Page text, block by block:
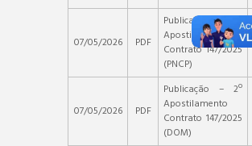
07/05/2026 PDF
Publicação – 2º
Apostilamento
Contrato 147/2025
(PNCP)
07/05/2026 PDF
Publicação – 2º
Apostilamento
Contrato 147/2025
(DOM)